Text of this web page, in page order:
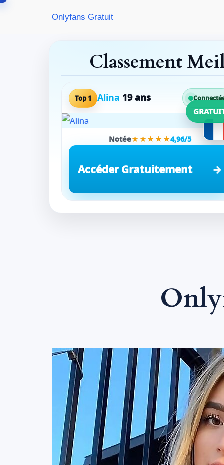
Onlyfans Gratuit
Classement
Top 1 Alina 19 ans
Notée★★★★★4,96/5
Accéder Gratuitement